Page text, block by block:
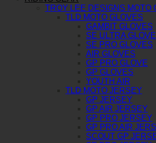
TROY LEE DESIGNS MOTO
TLD MOTO GLOVES
GAMBIT GLOVES
SE ULTRA
SE PRO GLOVES
AIR GLOVES
GP PRO GLOVE
GP GLOVES
YOUTH AIR
TLD MOTO JERSEY
GP JERSEY
GP AIR JERSEY
GP PRO JERSEY
GP PRO AIR
SCOUT GP